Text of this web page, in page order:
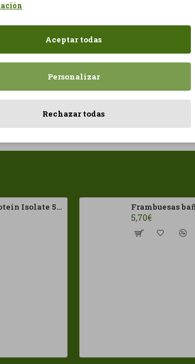
NuaDha 1000, 30 Perlas
40,62€
AÑADIR
46,97€
100% Whey Protein Isolate 500g HSN
5,70€
Aceptar todas
Personalizar
Rechazar todas